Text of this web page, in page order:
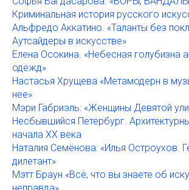
Криминальная история русского
Альфредо Аккатино. «Таланты без
Аутсайдеры в искусстве»
Елена Осокина. «Небесная голубизна
одежд»
Настасья Хрущева «Метамодерн в
нее»
Мэри Габриэль: «Женщины Девятой
Несбывшийся Петербург.
начала ХХ века
Наталия Семёнова: «Илья Остроухов.
дилетант»
Мэтт Браун «Всё, что вы знаете об